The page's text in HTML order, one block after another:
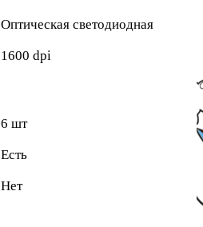
Оптическая светодиодная
1600 dpi
6 шт
Есть
Нет